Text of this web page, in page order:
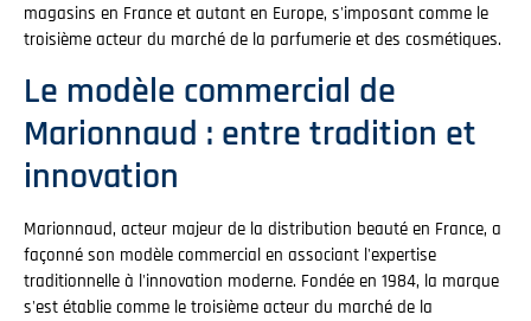
magasins en France et autant en Europe, s'imposant comme le
troisième acteur du marché de la parfumerie et des cosmétiques.
Le modèle commercial de
Marionnaud : entre tradition et
innovation
Marionnaud, acteur majeur de la distribution beauté en France, a
façonné son modèle commercial en associant l'expertise
traditionnelle à l'innovation moderne. Fondée en 1984, la marque
s'est établie comme le troisième acteur du marché de la